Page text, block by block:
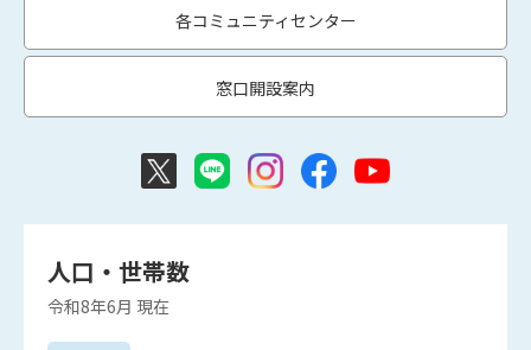
各コミュニティセンター
窓口開設案内
人口・世帯数
令和8年6月 現在